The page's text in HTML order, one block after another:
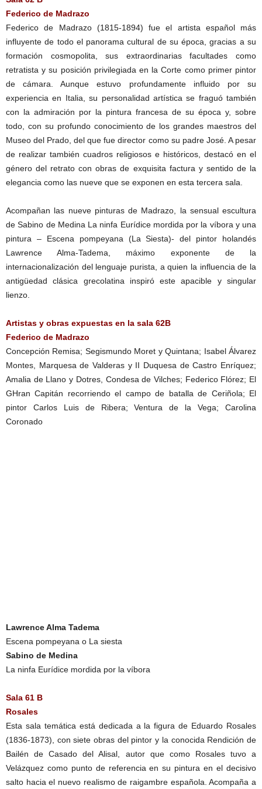
Federico de Madrazo
Federico de Madrazo (1815-1894) fue el artista español más
influyente de todo el panorama cultural de su época, gracias a su
formación cosmopolita, sus extraordinarias facultades como
retratista y su posición privilegiada en la Corte como primer pintor
de cámara. Aunque estuvo profundamente influido por su
experiencia en Italia, su personalidad artística se fraguó también
con la admiración por la pintura francesa de su época y, sobre
todo, con su profundo conocimiento de los grandes maestros del
Museo del Prado, del que fue director como su padre José. A pesar
de realizar también cuadros religiosos e históricos, destacó en el
género del retrato con obras de exquisita factura y sentido de la
elegancia como las nueve que se exponen en esta tercera sala.
Acompañan las nueve pinturas de Madrazo, la sensual escultura
de Sabino de Medina La ninfa Eurídice mordida por la víbora y una
pintura – Escena pompeyana (La Siesta)- del pintor holandés
Lawrence Alma-Tadema, máximo exponente de la
internacionalización del lenguaje purista, a quien la influencia de la
antigüedad clásica grecolatina inspiró este apacible y singular
lienzo.
Artistas y obras expuestas en la sala 62B
Federico de Madrazo
Concepción Remisa; Segismundo Moret y Quintana; Isabel Álvarez
Montes, Marquesa de Valderas y II Duquesa de Castro Enríquez;
Amalia de Llano y Dotres, Condesa de Vilches; Federico Flórez; El
GHran Capitán recorriendo el campo de batalla de Ceriñola; El
pintor Carlos Luis de Ribera; Ventura de la Vega; Carolina
Coronado
Lawrence Alma Tadema
Escena pompeyana o La siesta
Sabino de Medina
La ninfa Eurídice mordida por la víbora
Sala 61 B
Rosales
Esta sala temática está dedicada a la figura de Eduardo Rosales
(1836-1873), con siete obras del pintor y la conocida Rendición de
Bailén de Casado del Alisal, autor que como Rosales tuvo a
Velázquez como punto de referencia en su pintura en el decisivo
salto hacia el nuevo realismo de raigambre española. Acompaña a